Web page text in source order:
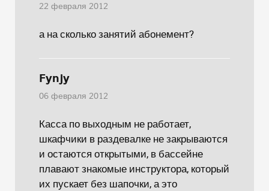
22 февраля 2012
а на сколько занятий абонемент?
Fynjy
06 февраля 2012
Касса по выходным не работает,
шкафчики в раздевалке не закрываются
и остаются открытыми, в бассейне
плавают знакомые инструктора, который
их пускает без шапочки, а это